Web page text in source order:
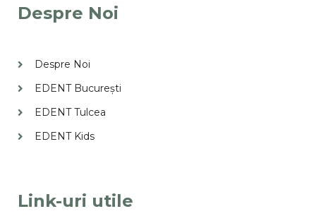
Despre Noi
Despre Noi
EDENT București
EDENT Tulcea
EDENT Kids
Link-uri utile